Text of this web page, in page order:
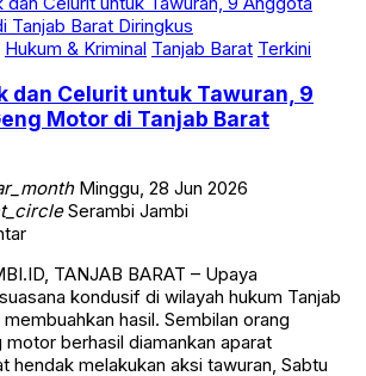
Hukum & Kriminal Tanjab Barat Terkini
dan Celurit untuk Tawuran, 9
Motor di Tanjab Barat
Minggu, 28 Jun 2026
Serambi Jambi
TANJAB BARAT – Upaya
kondusif di wilayah hukum Tanjab
hasil. Sembilan orang
berhasil diamankan aparat
hendak melakukan aksi tawuran, Sabtu